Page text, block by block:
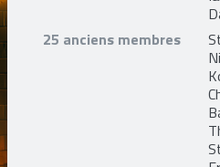
25 anciens membres